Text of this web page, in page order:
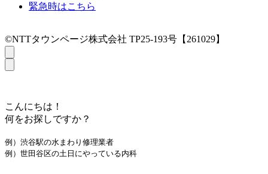
緊急時はこちら
©NTTタウンページ株式会社 TP25-193号【261029】
こんにちは！
何をお探しですか？
例）渋谷駅の水まわり修理業者
例）世田谷区の土日にやっている内科